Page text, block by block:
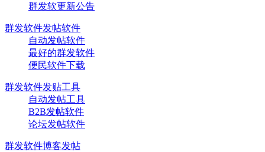
群发软更新公告
群发软件发帖软件
自动发帖软件
最好的群发软件
便民软件下载
群发软件发贴工具
自动发帖工具
B2B发帖软件
论坛发帖软件
群发软件博客发帖